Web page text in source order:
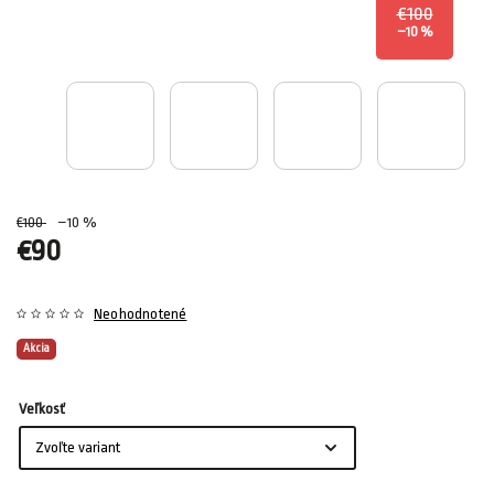
€100
–10 %
€100 –10 %
€90
Akcia
Neohodnotené
Veľkosť